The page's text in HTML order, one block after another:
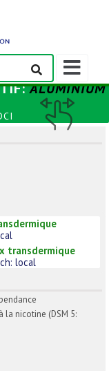
Afficher/
la
barre
de
navigation
:ALUMINIUM
transdermique
local
la nicotine (DSM 5: